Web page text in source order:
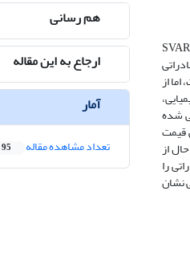
SVAR
از
شده
قیمت
از
را
نشان
هم رسانی
ارجاع به این مقاله
آمار
تعداد مشاهده مقاله 95